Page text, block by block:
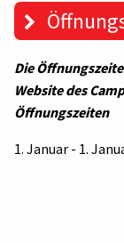
Die
Website des
Öffnungszeiten
1. Januar - 1.